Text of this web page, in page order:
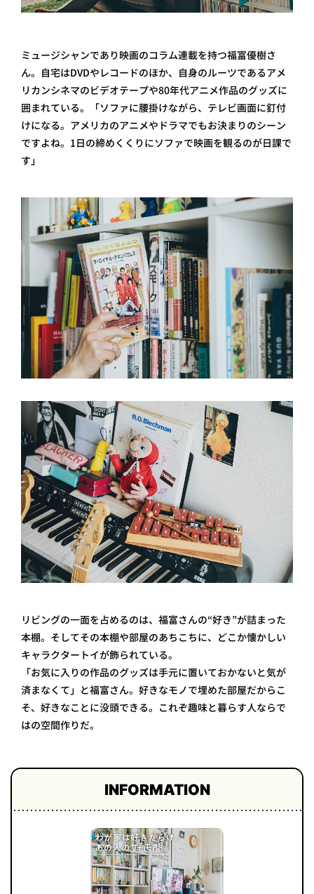
ミュージシャンであり映画のコラム連載を持つ福富優樹さ
ん。自宅はDVDやレコードのほか、自身のルーツであるアメ
リカンシネマのビデオテープや80年代アニメ作品のグッズに
囲まれている。「ソファに腰掛けながら、テレビ画面に釘付
けになる。アメリカのアニメやドラマでもお決まりのシーン
ですよね。1日の締めくくりにソファで映画を観るのが日課で
す」
リビングの一面を占めるのは、福富さんの“好き”が詰まった
本棚。そしてその本棚や部屋のあちこちに、どこか懐かしい
キャラクタートイが飾られている。
「お気に入りの作品のグッズは手元に置いておかないと気が
済まなくて」と福富さん。好きなモノで埋めた部屋だからこ
そ、好きなことに没頭できる。これぞ趣味と暮らす人ならで
はの空間作りだ。
INFORMATION